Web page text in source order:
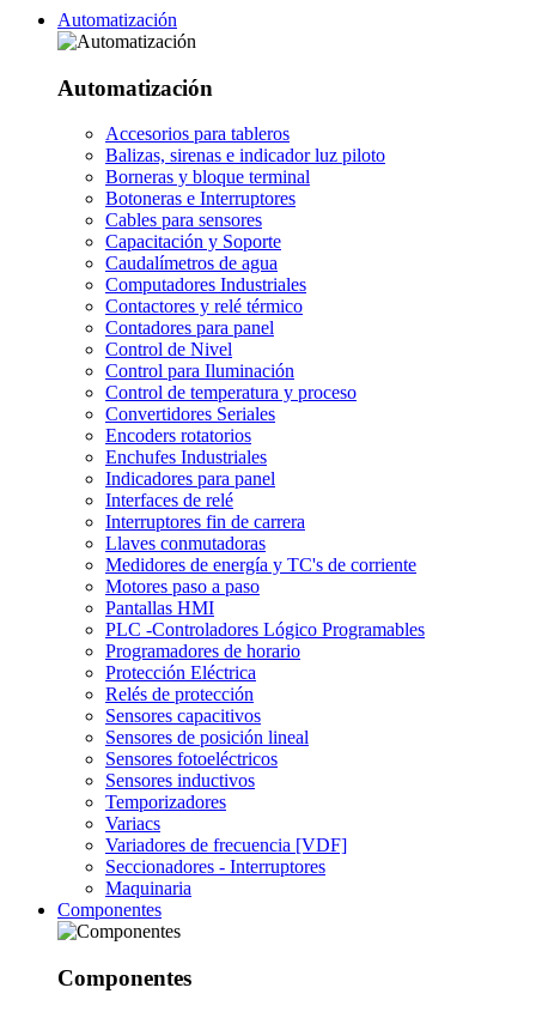
Automatización
Automatización
Accesorios para tableros
Balizas, sirenas e indicador luz piloto
Borneras y bloque terminal
Botoneras e Interruptores
Cables para sensores
Capacitación y Soporte
Caudalímetros de agua
Computadores Industriales
Contactores y relé térmico
Contadores para panel
Control de Nivel
Control para Iluminación
Control de temperatura y proceso
Convertidores Seriales
Encoders rotatorios
Enchufes Industriales
Indicadores para panel
Interfaces de relé
Interruptores fin de carrera
Llaves conmutadoras
Medidores de energía y TC's de corriente
Motores paso a paso
Pantallas HMI
PLC -Controladores Lógico Programables
Programadores de horario
Protección Eléctrica
Relés de protección
Sensores capacitivos
Sensores de posición lineal
Sensores fotoeléctricos
Sensores inductivos
Temporizadores
Variacs
Variadores de frecuencia [VDF]
Seccionadores - Interruptores
Maquinaria
Componentes
Componentes